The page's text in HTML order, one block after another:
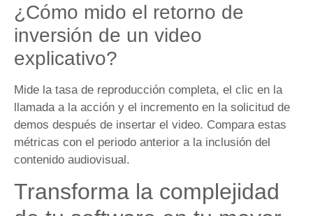
¿Cómo mido el retorno de
inversión de un video
explicativo?
Mide la tasa de reproducción completa, el clic en la
llamada a la acción y el incremento en la solicitud de
demos después de insertar el video. Compara estas
métricas con el periodo anterior a la inclusión del
contenido audiovisual.
Transforma la complejidad